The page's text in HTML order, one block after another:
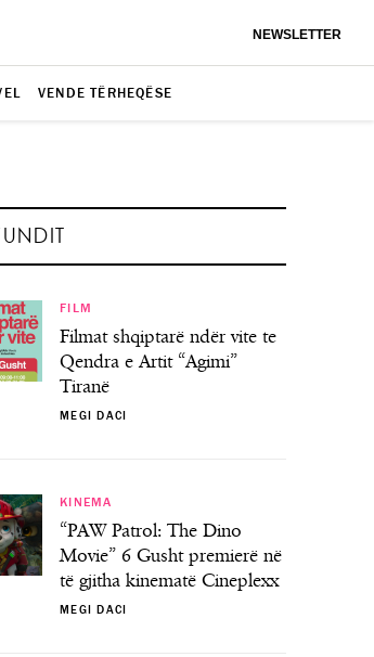
NEWSLETTER
VENDE TËRHEQËSE
FILM
Filmat shqiptarë ndër vite te
Qendra e Artit “Agimi”
Tiranë
MEGI DACI
KINEMA
“PAW Patrol: The Dino
Movie” 6 Gusht premierë në
të gjitha kinematë Cineplexx
MEGI DACI